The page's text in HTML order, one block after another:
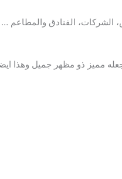
الشركات، الفنادق والمطاعم